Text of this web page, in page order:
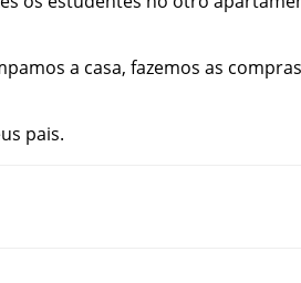
a casa, fazemos as compras
pais.